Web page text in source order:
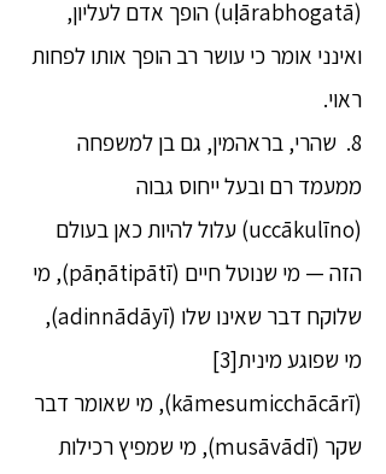
(uḷārabhogatā) הופך אדם לעליון,
ואינני אומר כי עושר רב הופך אותו לפחות
ראוי.
8. שהרי, בראהמין, גם בן למשפחה
ממעמד רם ובעל ייחוס גבוה
(uccākulīno) עלול להיות כאן בעולם
הזה — מי שנוטל חיים (pāṇātipātī), מי
שלוקח דבר שאינו שלו (adinnādāyī),
מי שפוגע מינית[3]
(kāmesumicchācārī), מי שאומר דבר
שקר (musāvādī), מי שמפיץ רכילות